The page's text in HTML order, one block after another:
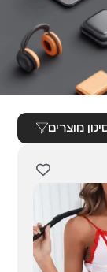
מוצרים